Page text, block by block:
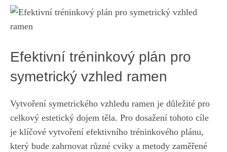
Efektivní tréninkový plán pro
symetrický vzhled ramen
Vytvoření symetrického vzhledu ramen je důležité pro
celkový estetický dojem těla. Pro dosažení tohoto cíle⁢
je klíčové vytvoření efektivního​ tréninkového plánu,
který ⁣bude zahrnovat různé ‍cviky⁤ a metody zaměřené